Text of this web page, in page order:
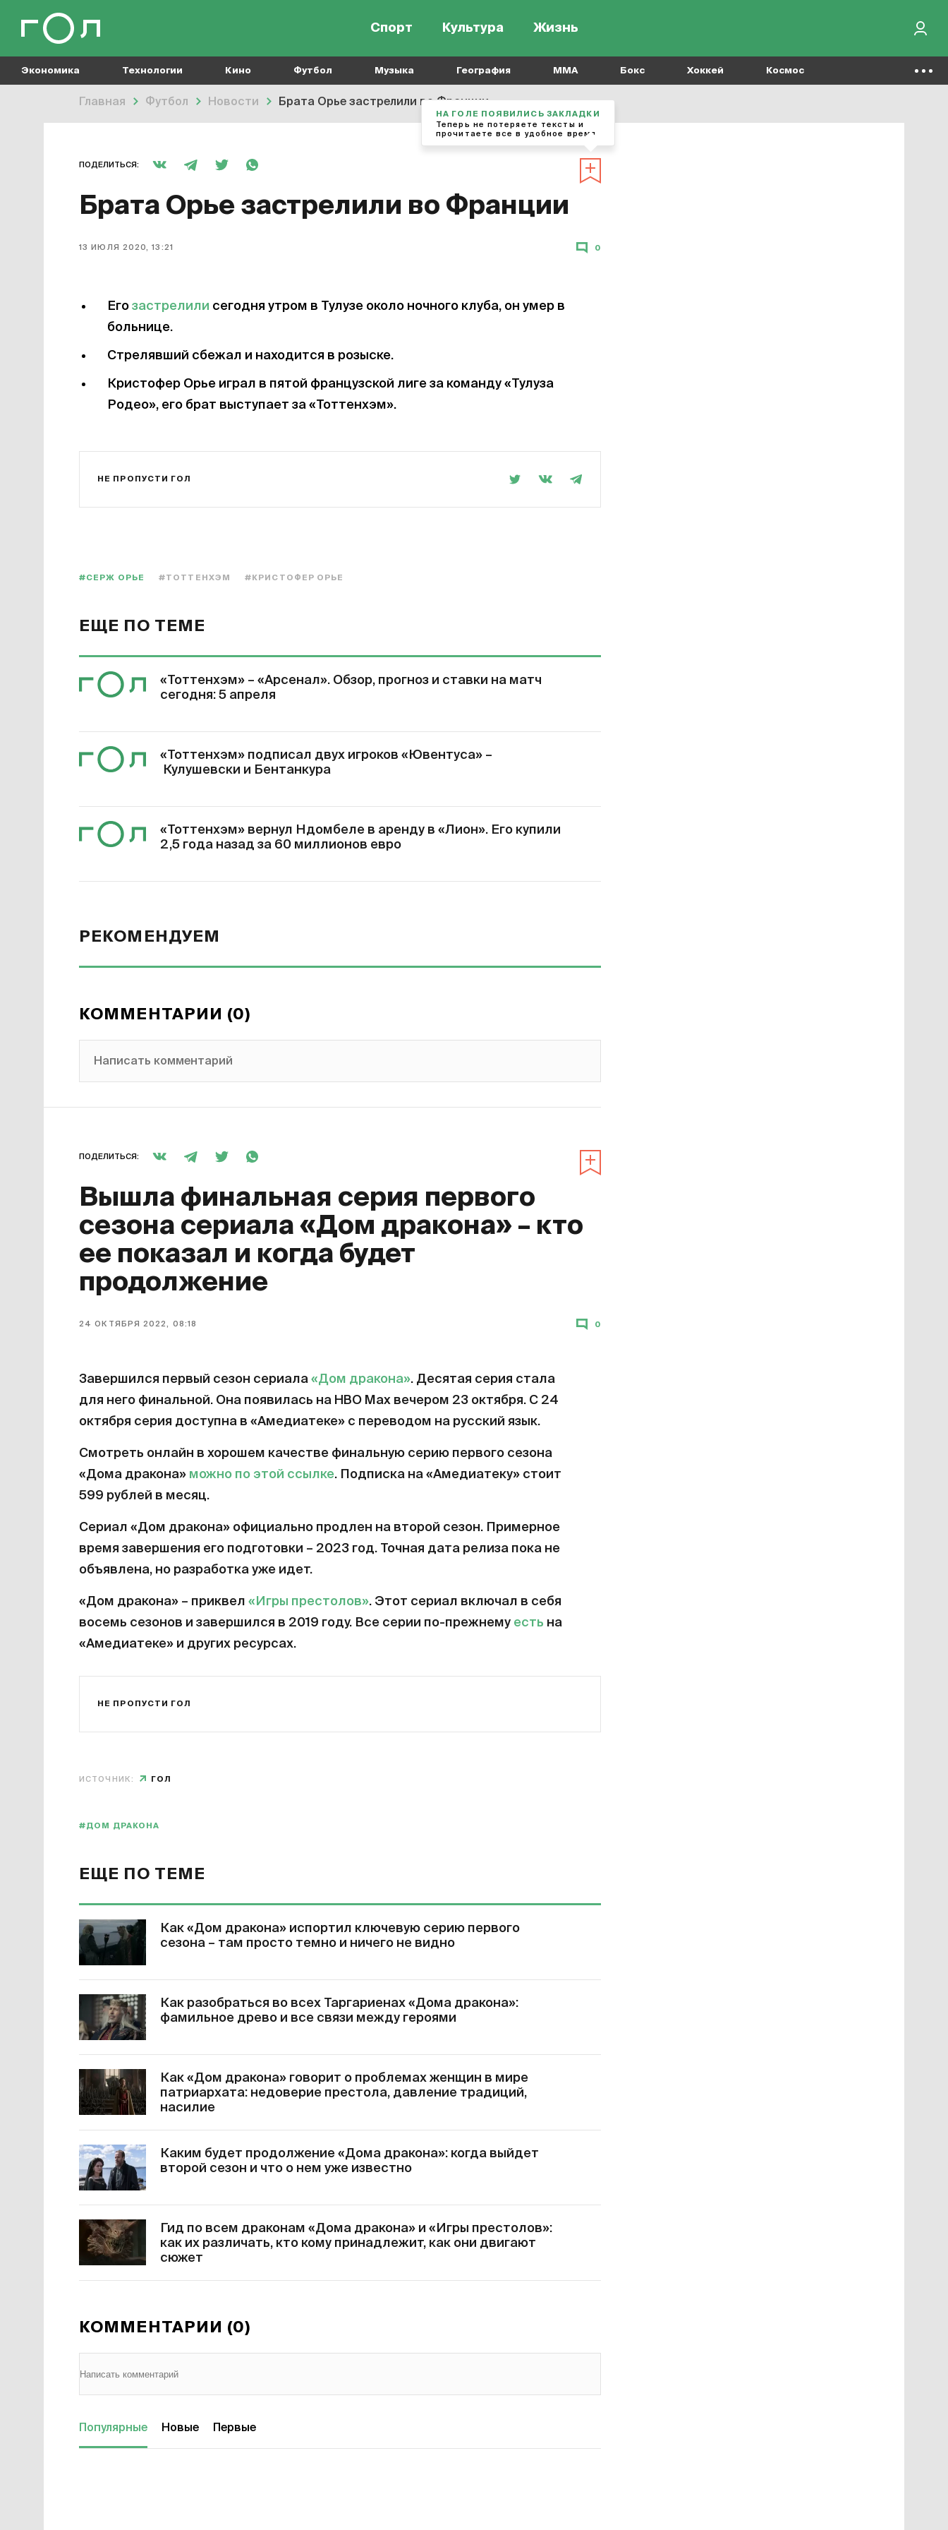
Спорт Культура Жизнь
Экономика Технологии Кино Футбол Музыка География MMA Бокс Хоккей Космос
Главная Футбол Новости Брата Орье застрелили во Франции
ПОДЕЛИТЬСЯ:
Брата Орье застрелили во Франции
13 ИЮЛЯ 2020, 13:21 0
Его застрелили сегодня утром в Тулузе около ночного клуба, он умер в
больнице.
Стрелявший сбежал и находится в розыске.
Кристофер Орье играл в пятой французской лиге за команду «Тулуза
Родео», его брат выступает за «Тоттенхэм».
НЕ ПРОПУСТИ ГОЛ
#СЕРЖ ОРЬЕ #ТОТТЕНХЭМ #КРИСТОФЕР ОРЬЕ
ЕЩЕ ПО ТЕМЕ
«Тоттенхэм» – «Арсенал». Обзор, прогноз и ставки на матч
сегодня: 5 апреля
«Тоттенхэм» подписал двух игроков «Ювентуса» –
Кулушевски и Бентанкура
«Тоттенхэм» вернул Ндомбеле в аренду в «Лион». Его купили
2,5 года назад за 60 миллионов евро
РЕКОМЕНДУЕМ
КОММЕНТАРИИ (0)
Написать комментарий
ПОДЕЛИТЬСЯ:
Вышла финальная серия первого
сезона сериала «Дом дракона» – кто
ее показал и когда будет
продолжение
24 ОКТЯБРЯ 2022, 08:18 0
Завершился первый сезон сериала «Дом дракона». Десятая серия стала
для него финальной. Она появилась на HBO Max вечером 23 октября. С 24
октября серия доступна в «Амедиатеке» с переводом на русский язык.
Смотреть онлайн в хорошем качестве финальную серию первого сезона
«Дома дракона» можно по этой ссылке. Подписка на «Амедиатеку» стоит
599 рублей в месяц.
Сериал «Дом дракона» официально продлен на второй сезон. Примерное
время завершения его подготовки – 2023 год. Точная дата релиза пока не
объявлена, но разработка уже идет.
«Дом дракона» – приквел «Игры престолов». Этот сериал включал в себя
восемь сезонов и завершился в 2019 году. Все серии по-прежнему есть на
«Амедиатеке» и других ресурсах.
НЕ ПРОПУСТИ ГОЛ
ИСТОЧНИК: ГОЛ
#ДОМ ДРАКОНА
ЕЩЕ ПО ТЕМЕ
Как «Дом дракона» испортил ключевую серию первого
сезона – там просто темно и ничего не видно
Как разобраться во всех Таргариенах «Дома дракона»:
фамильное древо и все связи между героями
Как «Дом дракона» говорит о проблемах женщин в мире
патриархата: недоверие престола, давление традиций,
насилие
Каким будет продолжение «Дома дракона»: когда выйдет
второй сезон и что о нем уже известно
Гид по всем драконам «Дома дракона» и «Игры престолов»:
как их различать, кто кому принадлежит, как они двигают
сюжет
КОММЕНТАРИИ (0)
Популярные Новые Первые
НА ГОЛЕ ПОЯВИЛИСЬ ЗАКЛАДКИ
Теперь не потеряете тексты и
прочитаете все в удобное время